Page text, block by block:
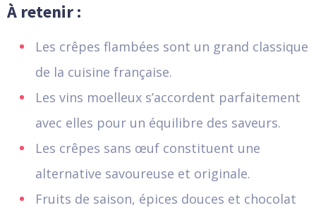
À retenir :
Les crêpes flambées sont un grand classique
de la cuisine française.
Les vins moelleux s’accordent parfaitement
avec elles pour un équilibre des saveurs.
Les crêpes sans œuf constituent une
alternative savoureuse et originale.
Fruits de saison, épices douces et chocolat